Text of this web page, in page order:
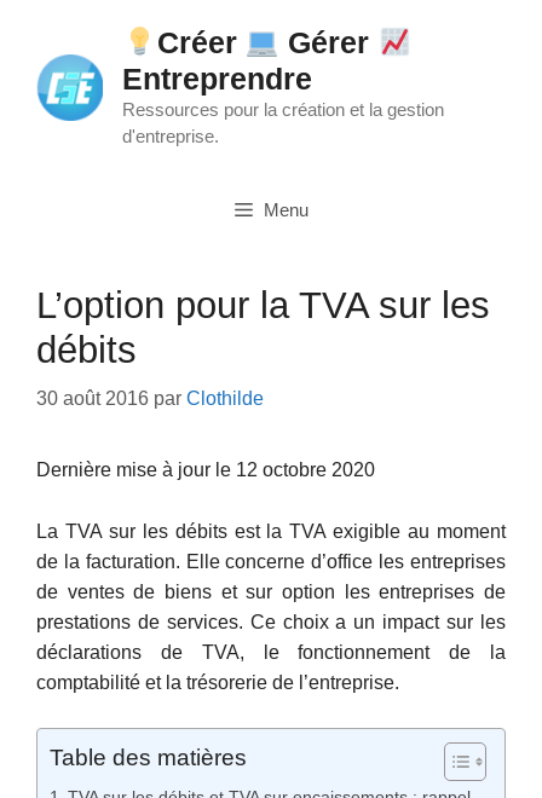
contenu
Créer
Gérer
Entreprendre
Ressources pour la création et la gestion
d'entreprise.
Menu
L’option pour la TVA sur les
débits
30 août 2016 par Clothilde
Dernière mise à jour le 12 octobre 2020
La TVA sur les débits est la TVA exigible au moment
de la facturation. Elle concerne d’office les entreprises
de ventes de biens et sur option les entreprises de
prestations de services. Ce choix a un impact sur les
déclarations de TVA, le fonctionnement de la
comptabilité et la trésorerie de l’entreprise.
Table des matières